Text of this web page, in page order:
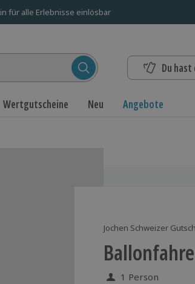
für alle Erlebnisse einlösbar
Du hast
Wertgutscheine Neu Angebote
Jochen Schweizer
1 Person